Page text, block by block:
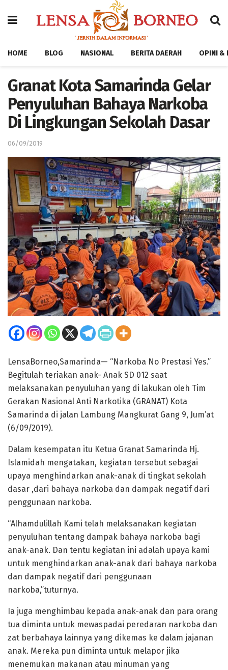
HOME BLOG NASIONAL BERITA DAERAH OPINI &
Granat Kota Samarinda Gelar
Penyuluhan Bahaya Narkoba
Di Lingkungan Sekolah Dasar
06/09/2019
LensaBorneo,Samarinda— “Narkoba No Prestasi Yes.”
Begitulah teriakan anak- Anak SD 012 saat
melaksanakan penyuluhan yang di lakukan oleh Tim
Gerakan Nasional Anti Narkotika (GRANAT) Kota
Samarinda di jalan Lambung Mangkurat Gang 9, Jum’at
(6/09/2019).
Dalam kesempatan itu Ketua Granat Samarinda Hj.
Islamidah mengatakan, kegiatan tersebut sebagai
upaya menghindarkan anak-anak di tingkat sekolah
dasar ,dari bahaya narkoba dan dampak negatif dari
penggunaan narkoba.
“Alhamdulillah Kami telah melaksanakan kegiatan
penyuluhan tentang dampak bahaya narkoba bagi
anak-anak. Dan tentu kegiatan ini adalah upaya kami
untuk menghindarkan anak-anak dari bahaya narkoba
dan dampak negatif dari penggunaan
narkoba,”tuturnya.
Ia juga menghimbau kepada anak-anak dan para orang
tua diminta untuk mewaspadai peredaran narkoba dan
zat berbahaya lainnya yang dikemas ke dalam jajanan
anak. Mereka pun diminta untuk melapor jika
menemukan makanan atau minuman yang